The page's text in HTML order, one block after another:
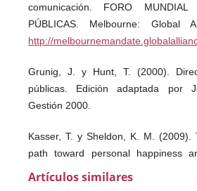
comunicación. FORO MUNDIAL
PÚBLICAS. Melbourne: Global
http://
Grunig, J. y Hunt, T. (2000).
públicas. Edición adaptada por
Gestión 2000.
Kasser, T. y Sheldon, K. M. (2009).
path toward personal happiness
practice: empirical evidence from
Artículos similares